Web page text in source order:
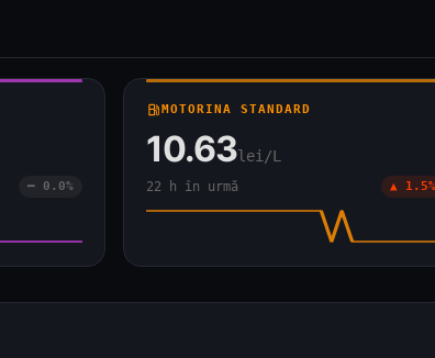
━ 0.0%
local_gas_stationMOTORINA STANDARD
10.63lei/L
22 h în urmă ▲ 1.5%